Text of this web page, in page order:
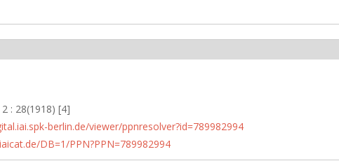
: 28(1918) [4]
berlin.de/viewer/ppnresolver?id=789982994
DB=1/PPN?PPN=789982994